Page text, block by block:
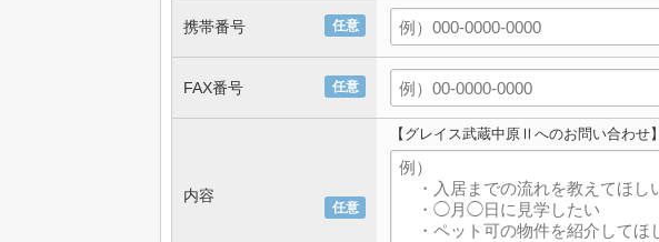
任意
携帯番号
任意
FAX番号
任意
内容
【グレイス武蔵中原Ⅱへのお問い合わせ